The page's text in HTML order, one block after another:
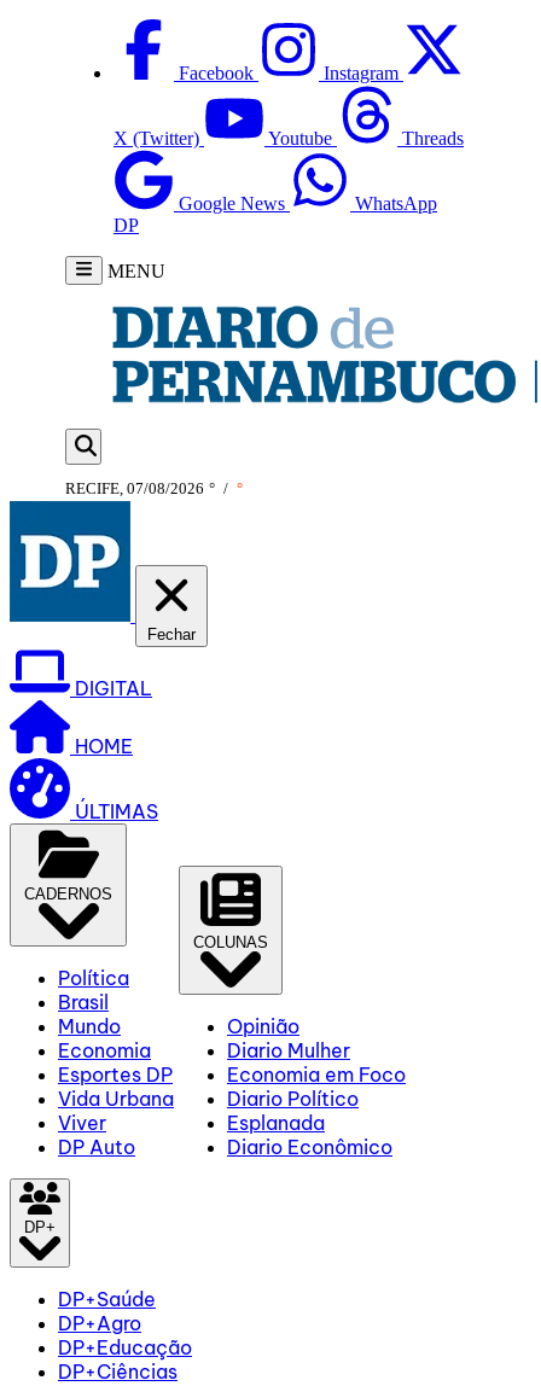
Facebook Instagram
X (Twitter) Youtube Threads
Google News
WhatsApp
DP
MENU
RECIFE, 07/08/2026 ° / °
Fechar
DIGITAL
HOME
ÚLTIMAS
CADERNOS
Política
Brasil
Mundo
Economia
Esportes DP
Vida Urbana
Viver
DP Auto
COLUNAS
Opinião
Diario Mulher
Economia em Foco
Diario Político
Esplanada
Diario Econômico
DP+
DP+Saúde
DP+Agro
DP+Educação
DP+Ciências